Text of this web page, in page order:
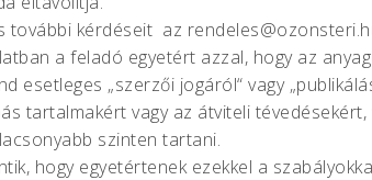
további kérdéseit az
a feladó egyetért azzal, hogy az
esetleges „szerzői jogáról“ vagy
tartalmakért vagy az átviteli
szinten tartani.
hogy egyetértenek ezekkel a